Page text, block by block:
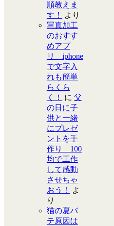
順教えま
す！
より
写真加工
のおすす
めアプ
リ iphone
で文字入
れも簡単
らくら
く！
に 父
の日に子
供と一緒
にプレゼ
ントを手
作り 100
均で工作
して感動
させちゃ
おう！
よ
り
猫の夏バ
テ原因は